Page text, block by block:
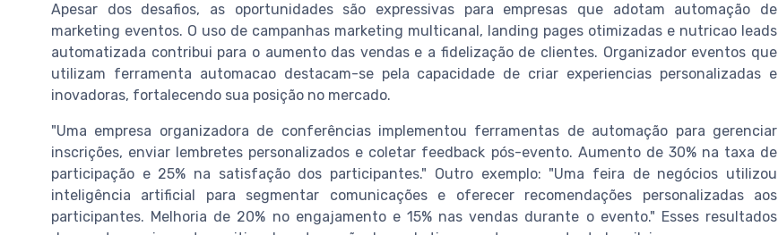
Apesar dos desafios, as oportunidades são expressivas para empresas que adotam automação de
marketing eventos. O uso de campanhas marketing multicanal, landing pages otimizadas e nutricao leads
automatizada contribui para o aumento das vendas e a fidelização de clientes. Organizador eventos que
utilizam ferramenta automacao destacam-se pela capacidade de criar experiencias personalizadas e
inovadoras, fortalecendo sua posição no mercado.
"Uma empresa organizadora de conferências implementou ferramentas de automação para gerenciar
inscrições, enviar lembretes personalizados e coletar feedback pós-evento. Aumento de 30% na taxa de
participação e 25% na satisfação dos participantes." Outro exemplo: "Uma feira de negócios utilizou
inteligência artificial para segmentar comunicações e oferecer recomendações personalizadas aos
participantes. Melhoria de 20% no engajamento e 15% nas vendas durante o evento." Esses resultados